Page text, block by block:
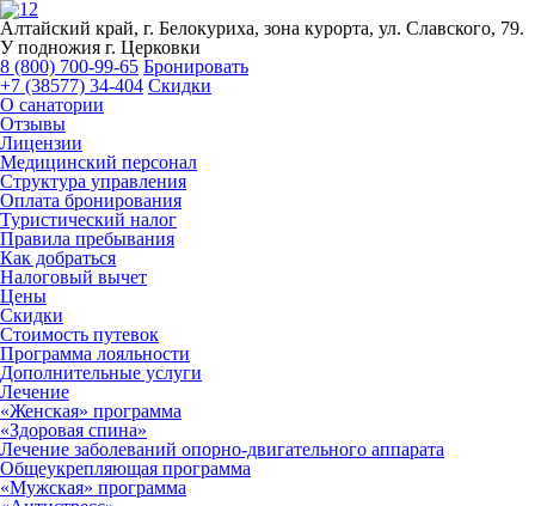
Алтайский край, г. Белокуриха, зона курорта, ул. Славского, 79.
У подножия г. Церковки
8 (800) 700-99-65 Бронировать
+7 (38577) 34-404 Скидки
О санатории
Отзывы
Лицензии
Медицинский персонал
Структура управления
Оплата бронирования
Туристический налог
Правила пребывания
Как добраться
Налоговый вычет
Цены
Скидки
Стоимость путевок
Программа лояльности
Дополнительные услуги
Лечение
«Женская» программа
«Здоровая спина»
Лечение заболеваний опорно-двигательного аппарата
Общеукрепляющая программа
«Мужская» программа